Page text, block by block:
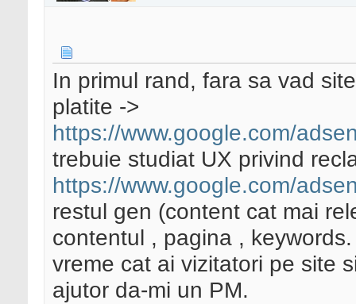
In primul rand, fara sa vad
platite ->
https://www.google.com/
trebuie studiat UX privind
https://www.google.com/
restul gen (content cat mai
contentul , pagina ,
vreme cat ai vizitatori pe site
ajutor da-mi un PM.